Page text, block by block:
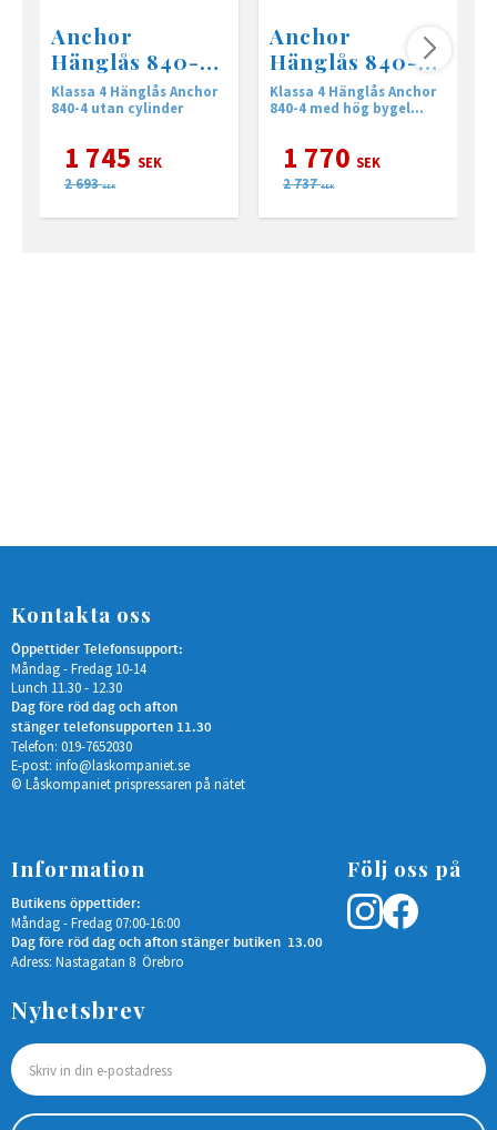
Anchor
Hänglås 840-4
• Utan cylinder
Klassa 4 Hänglås Anchor
840-4 utan cylinder
1 745 SEK
2 693 SEK
Anchor
Hänglås 840-4
B50 • Utan
cylinder
Klassa 4 Hänglås Anchor
840-4 med hög bygel
1 770 SEK
2 737 SEK
Kontakta oss
Öppettider Telefonsupport:
Måndag - Fredag 10-14
Lunch 11.30 - 12.30
Dag före röd dag och afton
stänger telefonsupporten 11.30
Telefon: 019-7652030
E-post: info@laskompaniet.se
© Låskompaniet prispressaren på nätet
Information
Butikens öppettider:
Måndag - Fredag 07:00-16:00
Dag före röd dag och afton stänger butiken 13.00
Adress: Nastagatan 8 Örebro
Följ oss på
Nyhetsbrev